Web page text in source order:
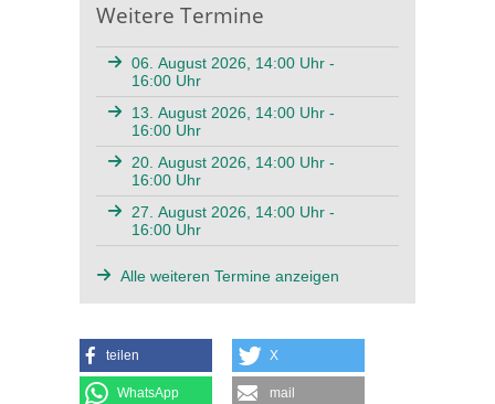
Weitere Termine
06. August 2026, 14:00 Uhr -
16:00 Uhr
13. August 2026, 14:00 Uhr -
16:00 Uhr
20. August 2026, 14:00 Uhr -
16:00 Uhr
27. August 2026, 14:00 Uhr -
16:00 Uhr
Alle weiteren Termine anzeigen
teilen X
WhatsApp mail